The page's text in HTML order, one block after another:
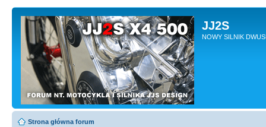
JJ2S
NOWY SILNIK
Strona główna forum